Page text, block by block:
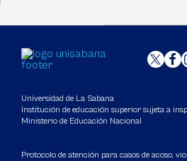
Universidad de La Sabana
Institución de educación superior sujeta a
Ministerio de Educación Nacional
Protocolo de atención para casos de acoso,